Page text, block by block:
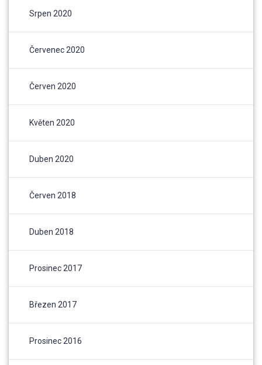
Srpen 2020
Červenec 2020
Červen 2020
Květen 2020
Duben 2020
Červen 2018
Duben 2018
Prosinec 2017
Březen 2017
Prosinec 2016